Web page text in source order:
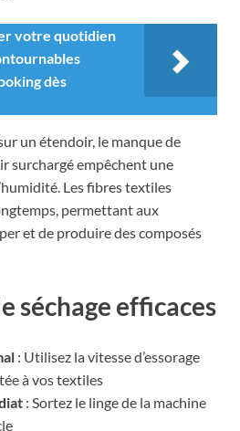
votre quotidien
dès
un étendoir, le manque de
surchargé empêchent une
Les fibres textiles
permettant aux
et de produire des composés
séchage efficaces
: Utilisez la vitesse d’essorage
à vos textiles
: Sortez le linge de la machine